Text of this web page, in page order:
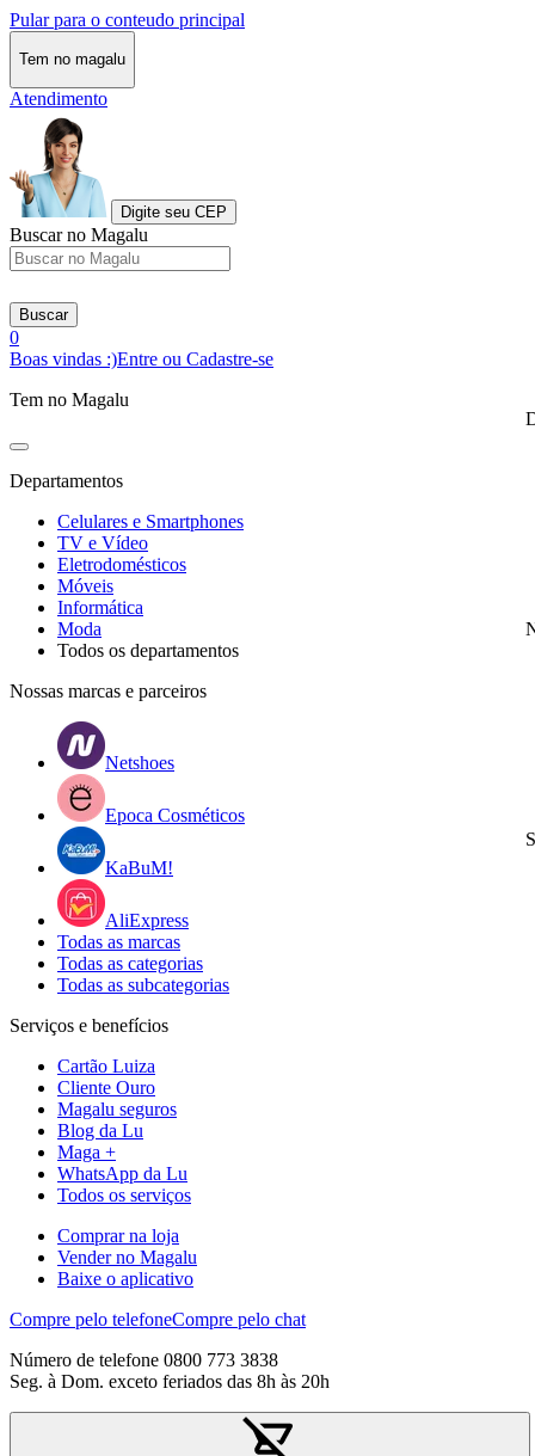
Pular para o conteudo principal
Tem no magalu
Atendimento
Digite seu CEP
Buscar no Magalu
Buscar
0
Boas vindas :)Entre ou Cadastre-se
Tem no Magalu
Departamentos
Celulares e Smartphones
TV e Vídeo
Eletrodomésticos
Móveis
Informática
Moda
Todos os departamentos
Nossas marcas e parceiros
Netshoes
Epoca Cosméticos
KaBuM!
AliExpress
Todas as marcas
Todas as categorias
Todas as subcategorias
Serviços e benefícios
Cartão Luiza
Cliente Ouro
Magalu seguros
Blog da Lu
Maga +
WhatsApp da Lu
Todos os serviços
Comprar na loja
Vender no Magalu
Baixe o aplicativo
Compre pelo telefoneCompre pelo chat
Número de telefone 0800 773 3838
Seg. à Dom. exceto feriados das 8h às 20h